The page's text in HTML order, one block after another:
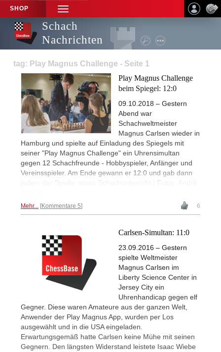
SHOP
TOGGLE
NAVIGATION
Schach
Nachrichten
tag: Play Magnus Challenge - Seite 1
Play Magnus Challenge
beim Spiegel: 12:0
09.10.2018 – Gestern
Abend war
Schachweltmeister
Magnus Carlsen wieder in
Hamburg und spielte auf Einladung des Spiegels mit
seiner "Play Magnus Challenge" ein Uhrensimultan
gegen 12 Schachfreunde - Hobbyspieler, Anfänger und
Vereinsspieler. Am Ende gewann er 12:0 und gab dann
jedem der Spieler etwas Schachunterricht.| Fotos: André
Mehr... Kommentare 5 6
Carlsen-Simultan: 11:0
23.09.2016 – Gestern
spielte Weltmeister
Magnus Carlsen im
Liberty Science Center in
Jersey City ein
Uhrenhandicap gegen elf
Gegner. Diese waren Amateure aus der ganzen Welt,
Anwender der Play Magnus App, wurden per Los
ausgewählt und in die USA eingeladen.
Erwartungsgemäß hatte Carlsen keine Mühe mit seinen
Gegnern. Den längsten Widerstand leistete Isaac Wiebe